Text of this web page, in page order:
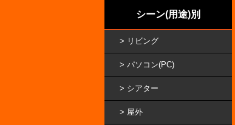
シーン(用途)別
リビング
パソコン(PC)
シアター
屋外